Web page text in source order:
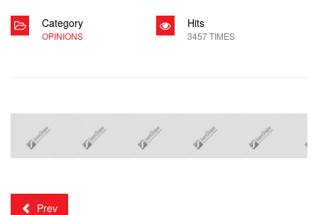
Category
OPINIONS
Hits
3457 TIMES
Prev